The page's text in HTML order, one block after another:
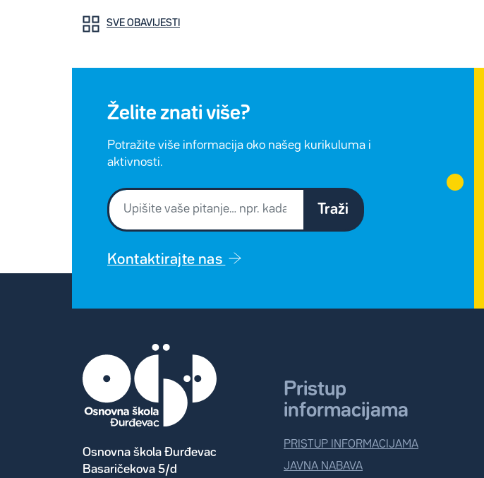
SVE OBAVIJESTI
Želite znati više?
Potražite više informacija oko našeg kurikuluma i
aktivnosti.
Traži
Kontaktirajte nas
Osnovna škola Đurđevac
Basaričekova 5/d
Pristup
informacijama
PRISTUP INFORMACIJAMA
JAVNA NABAVA